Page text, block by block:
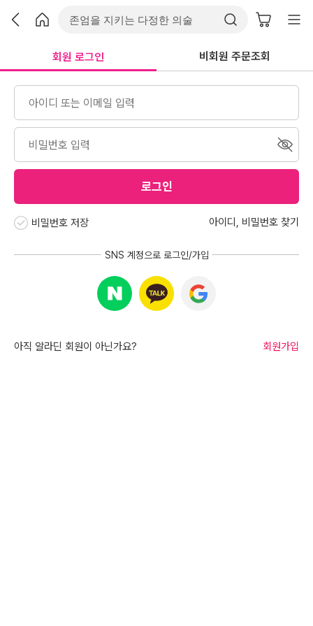
회원 로그인 비회원 주문조회
로그인
비밀번호 저장 아이디 , 비밀번호 찾기
SNS 계정으로 로그인/가입
아직 알라딘 회원이 아닌가요? 회원가입